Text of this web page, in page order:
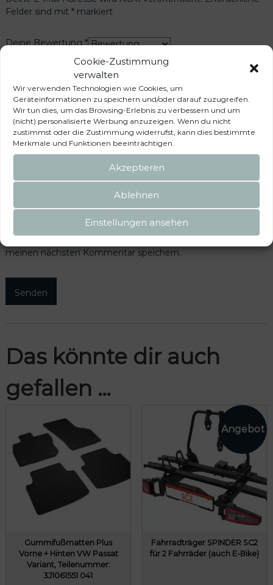
Cookie-Zustimmung
verwalten
Wir verwenden Technologien wie Cookies, um
Geräteinformationen zu speichern und/oder darauf zuzugreifen.
Wir tun dies, um das Browsing-Erlebnis zu verbessern und um
(nicht) personalisierte Werbung anzuzeigen. Wenn du nicht
zustimmst oder die Zustimmung widerrufst, kann dies bestimmte
Merkmale und Funktionen beeinträchtigen.
Akzeptieren
Ablehnen
Einstellungen ansehen
Felder sind mit *markiert
Deine Bewertung*
Deine Rezension
Name*
E-Mail
meinen nächsten Kommentar speichern.
Das könnte dir auch
gefallen …
Gummifußmatten Plus
Vorne + Hinten VW Passat
Variant, Teilenummer:
3J1061551 041
Fahrradträger SPINDER SC2
für 2 Fahrräder (auch E-Bike)